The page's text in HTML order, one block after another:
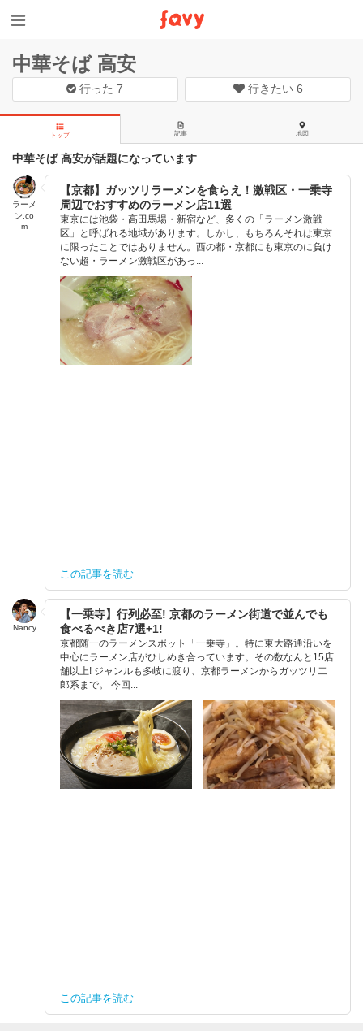
中華そば 高安
行った7 行きたい 6
トップ 記事 地図
中華そば 高安が話題になっています
ラーメ
ン.co
m
【京都】ガッツリラーメンを食らえ！激戦区・一乗寺
周辺でおすすめのラーメン店11選
東京には池袋・高田馬場・新宿など、多くの「ラーメン激戦
区」と呼ばれる地域があります。しかし、もちろんそれは東京
に限ったことではありません。西の都・京都にも東京のに負け
ない超・ラーメン激戦区があっ...
この記事を読む
Nancy
【一乗寺】行列必至! 京都のラーメン街道で並んでも
食べるべき店7選+1!
京都随一のラーメンスポット「一乗寺」。特に東大路通沿いを
中心にラーメン店がひしめき合っています。その数なんと15店
舗以上! ジャンルも多岐に渡り、京都ラーメンからガッツリ二
郎系まで。 今回...
この記事を読む